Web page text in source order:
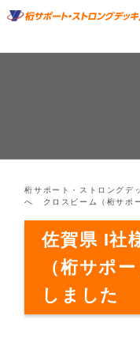
桁サポート・ストロングデ
へ クロスビーム（桁サポ
佐賀県 I社
（桁サポ
しました